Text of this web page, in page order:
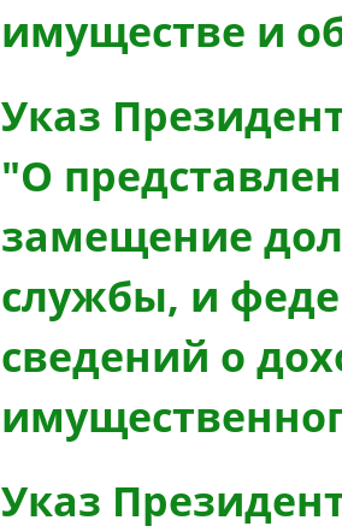
имуществе и
Указ
"О
замещение
службы, и
сведений о
Указ